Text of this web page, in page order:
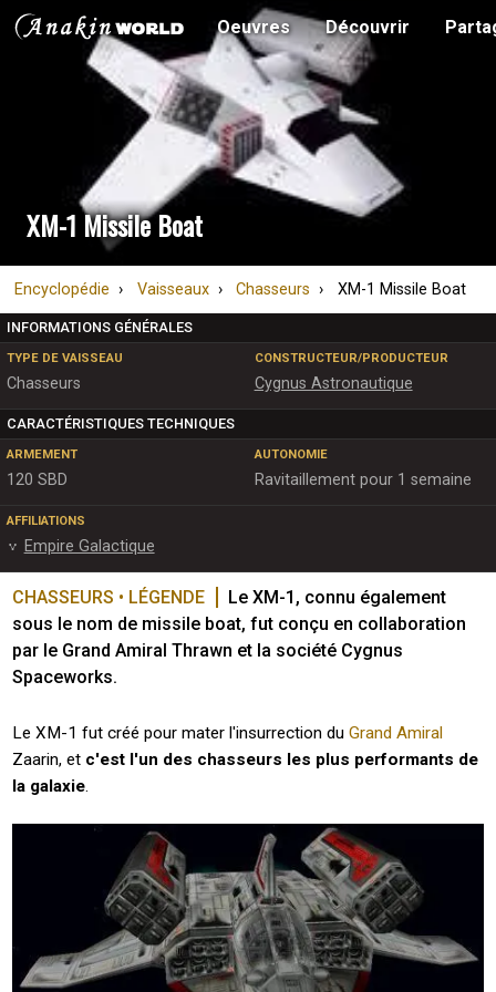
Oeuvres Découvrir
XM-1 Missile Boat
Encyclopédie Vaisseaux Chasseurs XM-1 Missile Boat
INFORMATIONS GÉNÉRALES
TYPE DE VAISSEAU
Chasseurs
CONSTRUCTEUR/PRODUCTEUR
Cygnus Astronautique
CARACTÉRISTIQUES TECHNIQUES
ARMEMENT
120 SBD
AUTONOMIE
Ravitaillement pour 1 semaine
AFFILIATIONS
Empire Galactique
CHASSEURS • LÉGENDE
Le XM-1, connu également
sous le nom de missile boat, fut conçu en collaboration
par le Grand Amiral Thrawn et la société Cygnus
Spaceworks.
Le XM-1 fut créé pour mater l'insurrection duGrand Amiral
Zaarin, et c'est l'un des chasseurs les plus performants de
la galaxie.